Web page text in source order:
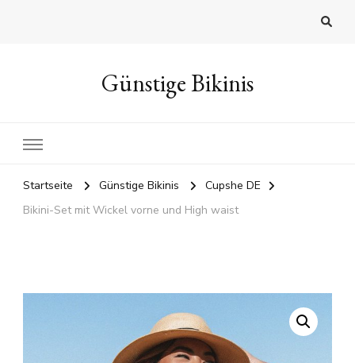
Günstige Bikinis
Startseite Günstige Bikinis
Cupshe DE
Bikini-Set mit Wickel vorne und High waist